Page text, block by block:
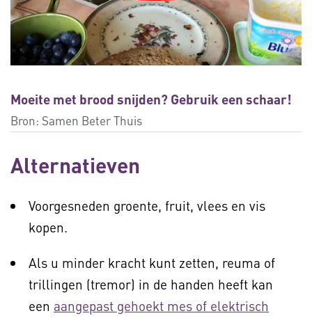
Moeite met brood snijden? Gebruik een schaar!
Bron: Samen Beter Thuis
Alternatieven
Voorgesneden groente, fruit, vlees en vis
kopen.
Als u minder kracht kunt zetten, reuma of
trillingen (tremor) in de handen heeft kan
een aangepast gehoekt mes of elektrisch